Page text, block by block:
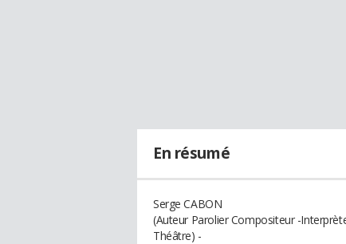
En résumé
Serge CABON
(Auteur Parolier Compositeur -
Théâtre) -